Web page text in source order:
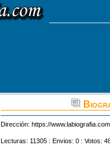
Dirección: https://
Lecturas: 11305 : Envios: 0 : Votos: